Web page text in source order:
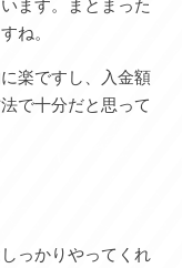
ます。まとまった
ね。
楽ですし、入金額
で十分だと思って
っかりやってくれ